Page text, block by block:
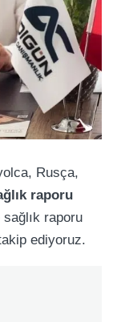
Rusça,
raporu
raporu
ediyoruz.